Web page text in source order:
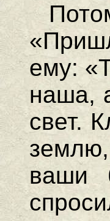
ему:
наша,
свет.
ваши